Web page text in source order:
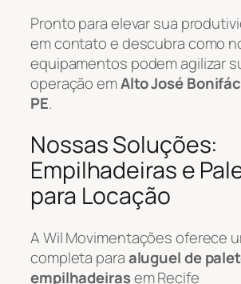
Pronto para elevar sua
em contato e descubra como
equipamentos podem agilizar
operação emAlto José
PE.
Nossas Soluções:
Empilhadeiras e
para Locação
A Wil Movimentações oferece
completa paraaluguel de
empilhadeirasem Recife